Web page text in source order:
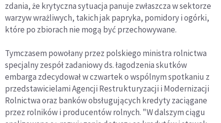
zdania, że krytyczna sytuacja panuje zwłaszcza w sektorze
warzyw wrażliwych, takich jak papryka, pomidory i ogórki,
które po zbiorach nie mogą być przechowywane.
Tymczasem powołany przez polskiego ministra rolnictwa
specjalny zespół zadaniowy ds. łagodzenia skutków
embarga zdecydował w czwartek o wspólnym spotkaniu z
przedstawicielami Agencji Restrukturyzacji i Modernizacji
Rolnictwa oraz banków obsługujących kredyty zaciągane
przez rolników i producentów rolnych. "W dalszym ciągu